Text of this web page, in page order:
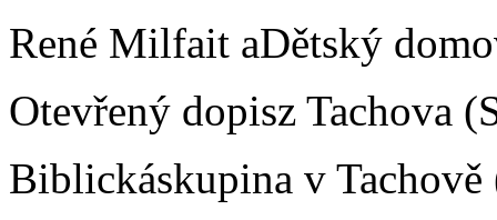
René Milfait aDětský
Otevřený dopisz Tachova
Biblickáskupina v